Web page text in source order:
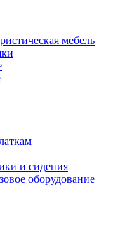
мебель
и сидения
оборудование